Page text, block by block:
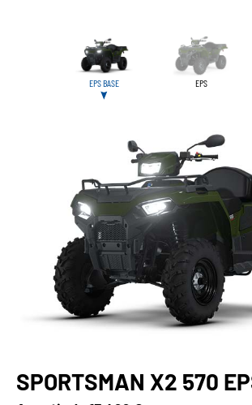
EPS BASE EPS
SPORTSMAN X2 570